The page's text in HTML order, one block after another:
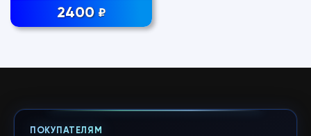
2400 ₽
ПОКУПАТЕЛЯМ